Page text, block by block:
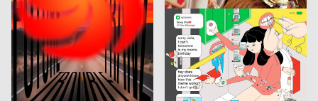
Bene Rohlmann D
2019
Mike Gordon
Arbnore Toska CH
2019
Seen 2.31 PM
Atelier Poisson CH
2019
Les Étés d’Yverdon
SMILEINITIALPLUS D
2019